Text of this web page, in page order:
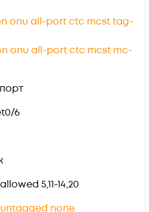
onu all-port ctc mcst tag-
onu all-port ctc mcst mc-
6
5,11-14,20
none